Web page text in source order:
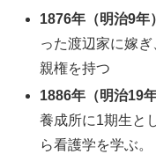
1876年（明治9年）
った渡辺家に嫁
親権を持つ
1886年（明治19年
養成所に1期生と
ら看護学を学ぶ。